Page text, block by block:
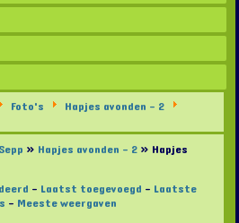
Foto's Hapjes avonden - 2
» Hapjes avonden - 2» Hapjes
- Laatst toegevoegd - Laatste
- Meeste weergaven